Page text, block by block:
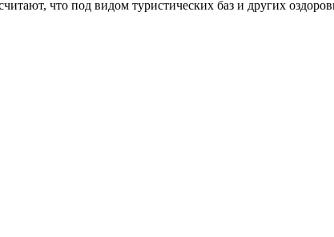
что под видом туристических баз и других